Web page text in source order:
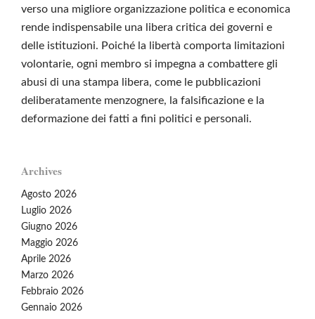
verso una migliore organizzazione politica e economica
rende indispensabile una libera critica dei governi e
delle istituzioni. Poiché la libertà comporta limitazioni
volontarie, ogni membro si impegna a combattere gli
abusi di una stampa libera, come le pubblicazioni
deliberatamente menzognere, la falsificazione e la
deformazione dei fatti a fini politici e personali.
Archives
Agosto 2026
Luglio 2026
Giugno 2026
Maggio 2026
Aprile 2026
Marzo 2026
Febbraio 2026
Gennaio 2026